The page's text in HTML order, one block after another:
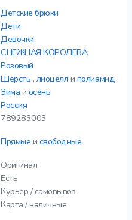
Детские брюки
Дети
Девочки
СНЕЖНАЯ КОРОЛЕВА
Розовый
Шерсть , лиоцелл и полиамид
Зима и осень
Россия
789283003
Прямые и свободные
Оригинал
Есть
Курьер / самовывоз
Карта / наличные